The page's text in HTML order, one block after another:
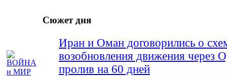
Сюжет дня
Иран и Оман договорились о
возобновления движения через
пролив на 60 дней